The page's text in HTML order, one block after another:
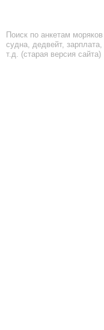
Поиск по анкетам
судна, дедвейт, зарплата,
т.д. (старая версия сайта)